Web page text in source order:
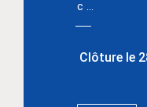
c ...
Clôture le